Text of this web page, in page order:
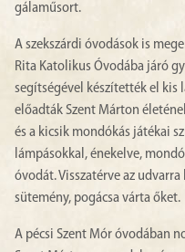
gálaműsort.
A szekszárdi óvodások is
Rita Katolikus Óvodába járó
segítségével készítették el kis
előadták Szent Márton
és a kicsik mondókás játékai
lámpásokkal, énekelve,
óvodát. Visszatérve az
sütemény, pogácsa várta őket.
A pécsi Szent Mór óvodában